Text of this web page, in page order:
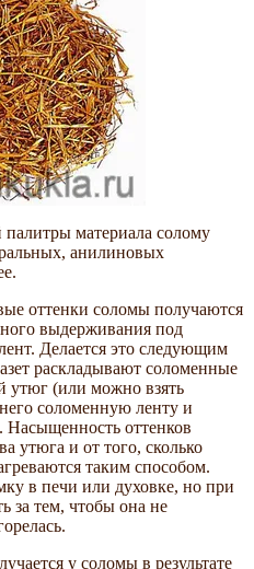
материала солому
анилиновых
оттенки соломы получаются
выдерживания под
Делается это следующим
раскладывают соломенные
утюг (или можно взять
соломенную ленту и
Насыщенность оттенков
утюга и от того, сколько
таким способом.
в печи или духовке, но при
за тем, чтобы она не
у соломы в результате